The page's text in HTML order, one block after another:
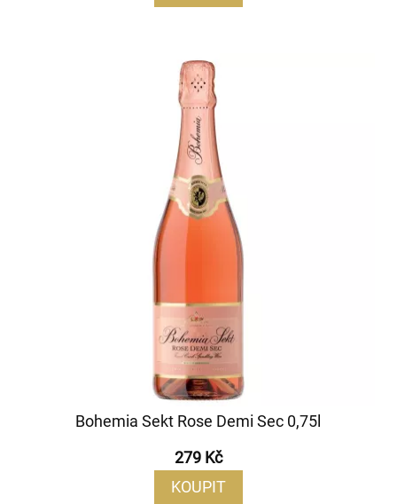
Bohemia Sekt Rose Demi Sec 0,75l
279 Kč
KOUPIT